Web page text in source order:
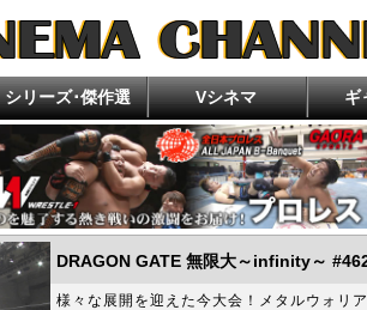
シリーズ･傑作選
ホラー・ゾンビ特集
エロキン エッチな企画を考えよう！エロ研究
住倉カオスの怪談★語ルシス
ぶらり探訪 珍湯たび
超ムーの世界R
ほんとにあった！呪いのビデオ
Vシネマ
アクション・任侠・ド
ギ
女流
DRAGON GATE 無限大～infinity～
様々な展開を迎えた今大会！メタルウォリ